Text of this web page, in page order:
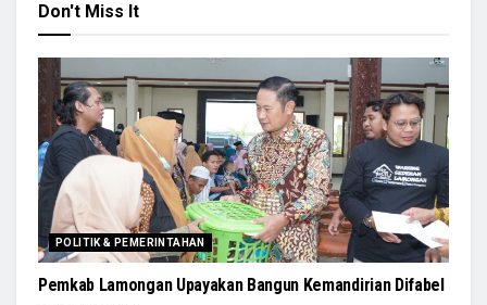
Don't Miss It
POLITIK & PEMERINTAHAN
Pemkab Lamongan Upayakan Bangun Kemandirian Difabel